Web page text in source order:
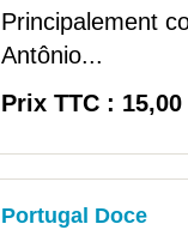
Principalement
Antônio...
Prix TTC : 15,00
Portugal Doce